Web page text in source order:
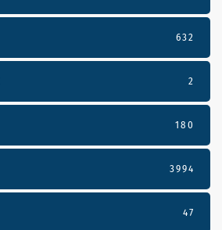
632
2
180
3994
47